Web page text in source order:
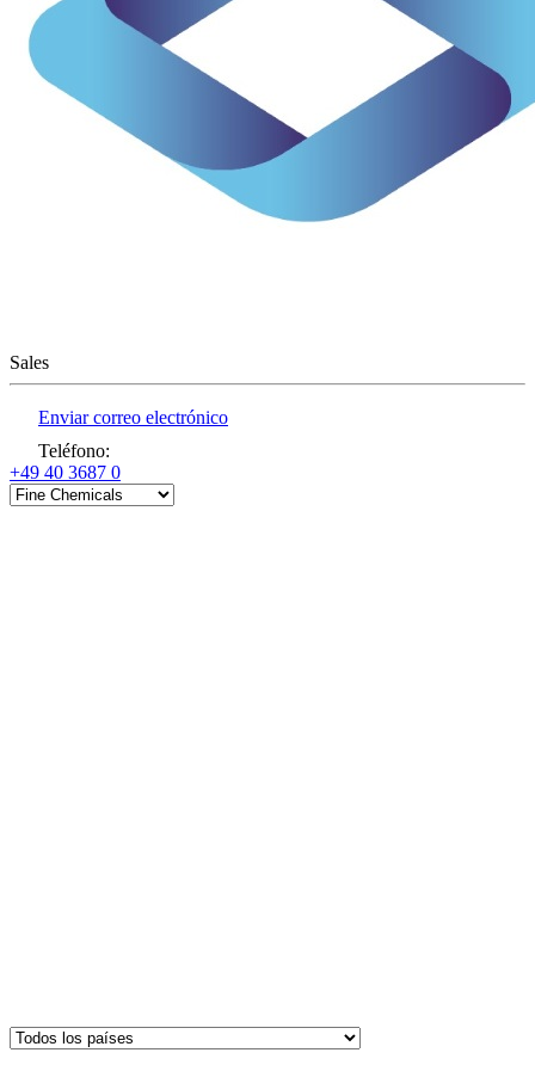
Sales
Enviar correo electrónico
Teléfono:
+49 40 3687 0